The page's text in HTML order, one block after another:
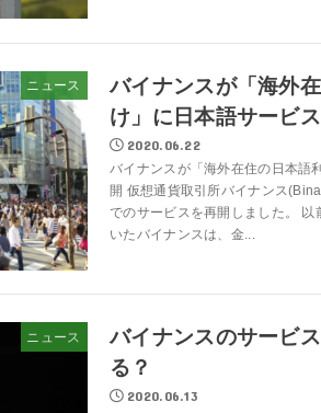
ニュース
バイナンスが「海外
け」に日本語サービ
2020.06.22
バイナンスが「海外在住の日本語
開 仮想通貨取引所バイナンス
でのサービスを再開しました。
いたバイナンスは、金...
ニュース
バイナンスのサービ
る？
2020.06.13